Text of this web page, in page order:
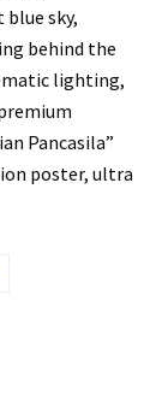
sky,
behind the
lighting,
Pancasila”
poster, ultra